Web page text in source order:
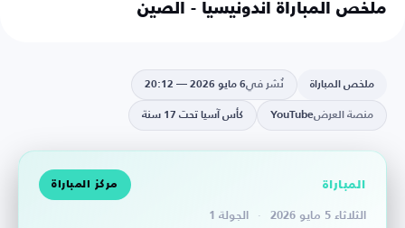
ملخص المباراة أندونيسيا - الصين
ملخص المباراة نُشر في6 مايو 2026 — 20:12
منصة العرضYouTube كأس آسيا تحت 17 سنة
المباراة مركز المباراة
الثلاثاء 5 مايو 2026 · الجولة 1